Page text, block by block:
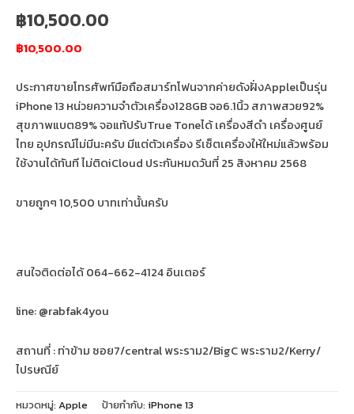
฿10,500.00
฿10,500.00
ประกาศขายโทรศัพท์มือถือสมาร์ทโฟนจากค่ายดังฝั่งAppleเป็นรุ่น
iPhone 13 หน่วยความจำตัวเครื่อง128GB จอ6.1นิ้ว สภาพสวย92%
สุขภาพแบต89% จอแท้ปรับTrue Toneได้ เครื่องสีดำ เครื่องศูนย์
ไทย อุปกรณ์ไม่มีนะครับ มีแต่ตัวเครื่อง รีเซ็ตเครื่องให้ใหม่แล้วพร้อม
ใช้งานได้ทันที ไม่ติดiCloud ประกันหมดวันที่ 25 สิงหาคม 2568
ขายถูกๆ 10,500 บาทเท่านั้นครับ
สนใจติดต่อได้ 064-662-4124 อินเตอร์
line: @rabfak4you
สถานที่ : ท่าข้าม ซอย7/central พระราม2/BigC พระราม2/Kerry/
ไปรษณีย์
หมวดหมู่: Apple ป้ายกำกับ: iPhone 13